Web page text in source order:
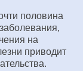
половина
на
приводит